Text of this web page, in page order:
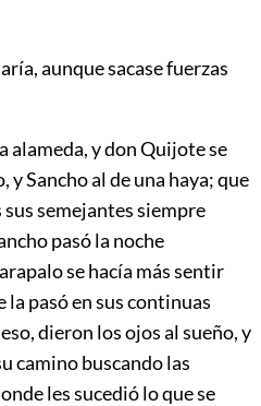
aunque sacase fuerzas
alameda, y don Quijote se
y Sancho al de una haya; que
semejantes siempre
pasó la noche
se hacía más sentir
pasó en sus continuas
dieron los ojos al sueño, y
camino buscando las
les sucedió lo que se